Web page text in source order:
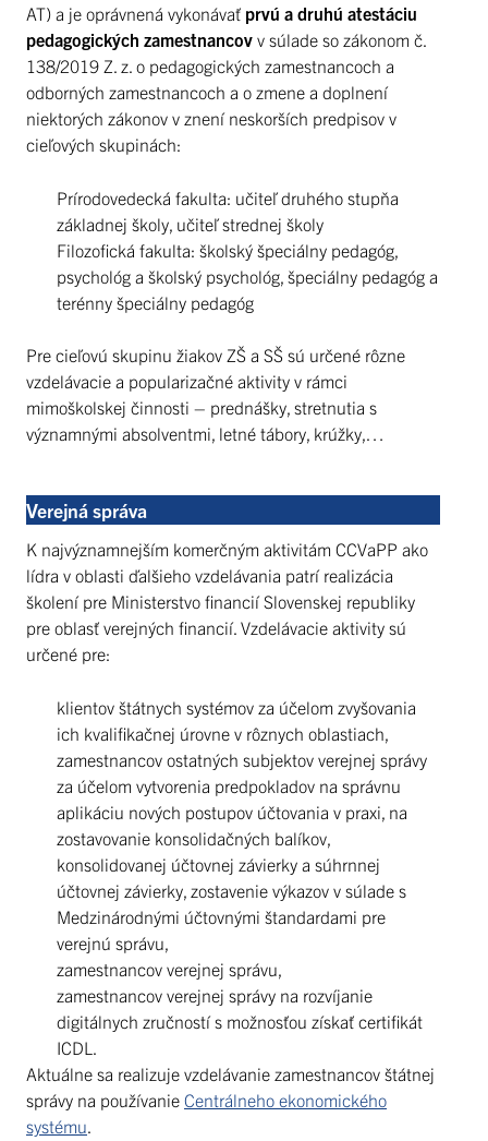
AT) a je oprávnená vykonávať prvú a druhú atestáciu
pedagogických zamestnancov v súlade so zákonom č.
138/2019 Z. z. o pedagogických zamestnancoch a
odborných zamestnancoch a o zmene a doplnení
niektorých zákonov v znení neskorších predpisov v
cieľových skupinách:
Prírodovedecká fakulta: učiteľ druhého stupňa
základnej školy, učiteľ strednej školy
Filozofická fakulta: školský špeciálny pedagóg,
psychológ a školský psychológ, špeciálny pedagóg a
terénny špeciálny pedagóg
Pre cieľovú skupinu žiakov ZŠ a SŠ sú určené rôzne
vzdelávacie a popularizačné aktivity v rámci
mimoškolskej činnosti – prednášky, stretnutia s
významnými absolventmi, letné tábory, krúžky,…
Verejná správa
K najvýznamnejším komerčným aktivitám CCVaPP ako
lídra v oblasti ďalšieho vzdelávania patrí realizácia
školení pre Ministerstvo financií Slovenskej republiky
pre oblasť verejných financií. Vzdelávacie aktivity sú
určené pre:
klientov štátnych systémov za účelom zvyšovania
ich kvalifikačnej úrovne v rôznych oblastiach,
zamestnancov ostatných subjektov verejnej správy
za účelom vytvorenia predpokladov na správnu
aplikáciu nových postupov účtovania v praxi, na
zostavovanie konsolidačných balíkov,
konsolidovanej účtovnej závierky a súhrnnej
účtovnej závierky, zostavenie výkazov v súlade s
Medzinárodnými účtovnými štandardami pre
verejnú správu,
zamestnancov verejnej správu,
zamestnancov verejnej správy na rozvíjanie
digitálnych zručností s možnosťou získať certifikát
ICDL.
Aktuálne sa realizuje vzdelávanie zamestnancov štátnej
správy na používanie Centrálneho ekonomického
systému